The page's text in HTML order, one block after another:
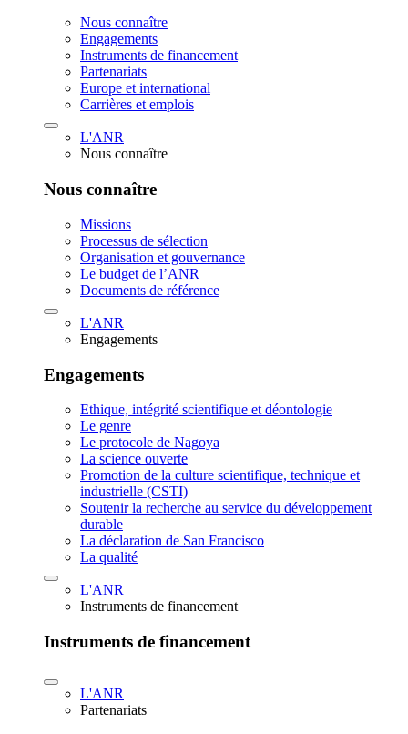
Nous connaître
Engagements
Instruments de financement
Partenariats
Europe et international
Carrières et emplois
L'ANR
Nous connaître
Nous connaître
Missions
Processus de sélection
Organisation et gouvernance
Le budget de l’ANR
Documents de référence
L'ANR
Engagements
Engagements
Ethique, intégrité scientifique et déontologie
Le genre
Le protocole de Nagoya
La science ouverte
Promotion de la culture scientifique, technique et
industrielle (CSTI)
Soutenir la recherche au service du développement
durable
La déclaration de San Francisco
La qualité
L'ANR
Instruments de financement
Instruments de financement
L'ANR
Partenariats